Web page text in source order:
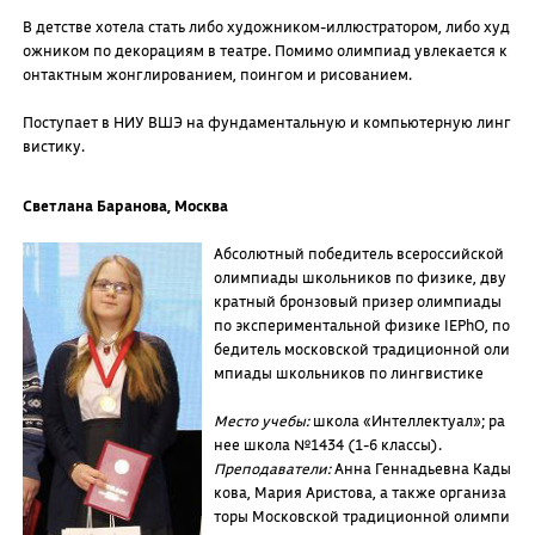
В детстве хотела стать либо художником-иллюстратором, либо худ
ожником по декорациям в театре. Помимо олимпиад увлекается к
онтактным жонглированием, поингом и рисованием.
Поступает в НИУ ВШЭ на фундаментальную и компьютерную линг
вистику.
Светлана Баранова, Москва
Абсолютный победитель всероссийской
олимпиады школьников по физике, дву
кратный бронзовый призер олимпиады
по экспериментальной физике IEPhO, по
бедитель московской традиционной оли
мпиады школьников по лингвистике
Место учебы: школа «Интеллектуал»; ра
нее школа №1434 (1-6 классы).
Преподаватели:Анна Геннадьевна Кады
кова, Мария Аристова, а также организа
торы Московской традиционной олимпи